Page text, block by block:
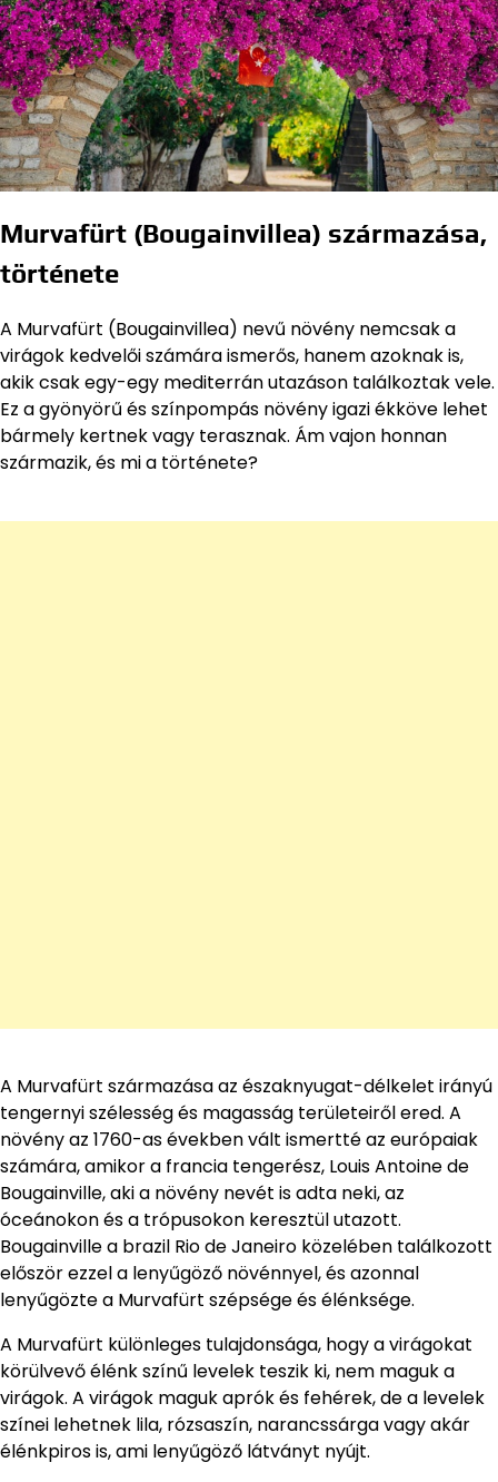
Murvafürt (Bougainvillea) származása,
története
A Murvafürt (Bougainvillea) nevű növény nemcsak a
virágok kedvelői számára ismerős, hanem azoknak is,
akik csak egy-egy mediterrán utazáson találkoztak vele.
Ez a gyönyörű és színpompás növény igazi ékköve lehet
bármely kertnek vagy terasznak. Ám vajon honnan
származik, és mi a története?
A Murvafürt származása az északnyugat-délkelet irányú
tengernyi szélesség és magasság területeiről ered. A
növény az 1760-as években vált ismertté az európaiak
számára, amikor a francia tengerész, Louis Antoine de
Bougainville, aki a növény nevét is adta neki, az
óceánokon és a trópusokon keresztül utazott.
Bougainville a brazil Rio de Janeiro közelében találkozott
először ezzel a lenyűgöző növénnyel, és azonnal
lenyűgözte a Murvafürt szépsége és élénksége.
A Murvafürt különleges tulajdonsága, hogy a virágokat
körülvevő élénk színű levelek teszik ki, nem maguk a
virágok. A virágok maguk aprók és fehérek, de a levelek
színei lehetnek lila, rózsaszín, narancssárga vagy akár
élénkpiros is, ami lenyűgöző látványt nyújt.